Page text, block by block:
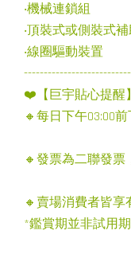
‧機械連鎖組
‧頂裝式或側裝式
‧線圈驅動裝置
❤️【巨宇貼心提
🔸每日下午03:00
🔸發票為二聯發
🔸賣場消費者皆享
*鑑賞期並非試用